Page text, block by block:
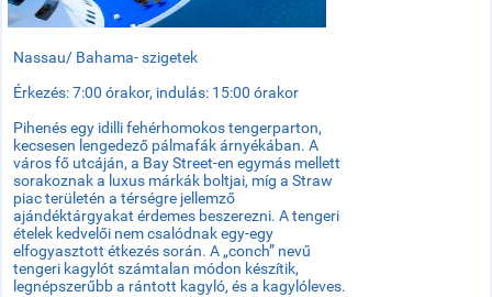
Nassau/ Bahama- szigetek
Érkezés: 7:00 órakor, indulás: 15:00 órakor
Pihenés egy idilli fehérhomokos tengerparton,
kecsesen lengedező pálmafák árnyékában. A
város fő utcáján, a Bay Street-en egymás mellett
sorakoznak a luxus márkák boltjai, míg a Straw
piac területén a térségre jellemző
ajándéktárgyakat érdemes beszerezni. A tengeri
ételek kedvelői nem csalódnak egy-egy
elfogyasztott étkezés során. A „conch” nevű
tengeri kagylót számtalan módon készítik,
legnépszerűbb a rántott kagyló, és a kagylóleves.